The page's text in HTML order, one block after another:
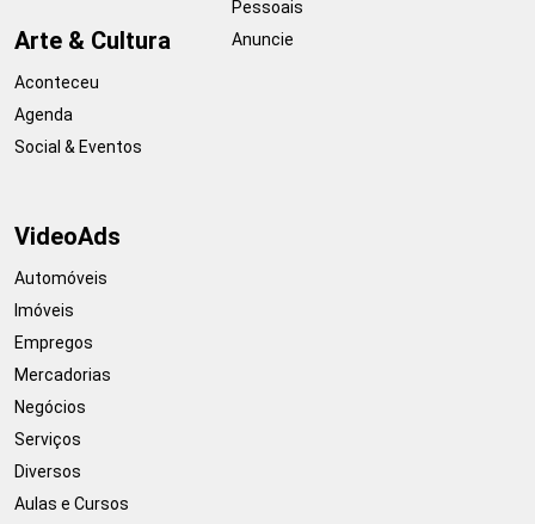
Arte & Cultura
Aconteceu
Agenda
Social & Eventos
Pessoais
Anuncie
VideoAds
Automóveis
Imóveis
Empregos
Mercadorias
Negócios
Serviços
Diversos
Aulas e Cursos